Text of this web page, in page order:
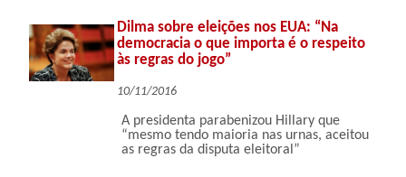
Dilma sobre eleições nos EUA: “Na
democracia o que importa é o respeito
às regras do jogo”
10/11/2016
A presidenta parabenizou Hillary que
“mesmo tendo maioria nas urnas, aceitou
as regras da disputa eleitoral”